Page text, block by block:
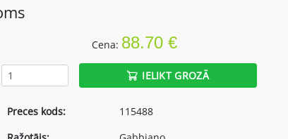
Cena: 88.70 €
IELIKT GROZĀ
Preces kods:
115488